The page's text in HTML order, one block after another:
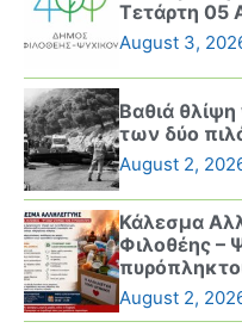
Τετάρτη 05
August 3,
Βαθιά
των δύο
August 2,
Κάλεσμα
Φιλοθέης –
August 2,